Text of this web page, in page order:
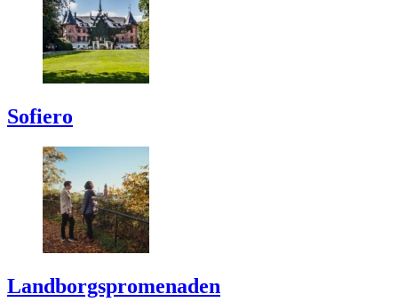
Sofiero
Landborgspromenaden